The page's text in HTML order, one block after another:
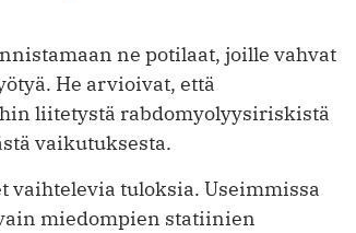
ne potilaat, joille vahvat
He arvioivat, että
liitetystä rabdomyolyysiriskistä
vaikutuksesta.
vaihtelevia tuloksia. Useimmissa
miedompien statiinien